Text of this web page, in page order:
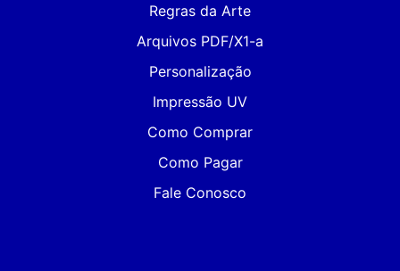
Regras da Arte
Arquivos PDF/X1-a
Personalização
Impressão UV
Como Comprar
Como Pagar
Fale Conosco